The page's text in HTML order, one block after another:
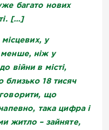
багато нових
[…]
місцевих, у
ніж у
війни в місті,
18 тисяч
що
така цифра і
житло – зайняте,